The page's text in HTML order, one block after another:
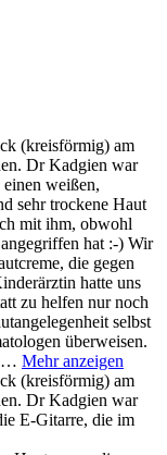
(kreisförmig) am
Dr Kadgien war
weißen,
sehr trockene Haut
mit ihm, obwohl
hat :-) Wir
die gegen
hatte uns
zu helfen nur noch
selbst
überweisen.
Mehr anzeigen
(kreisförmig) am
Dr Kadgien war
E-Gitarre, die im